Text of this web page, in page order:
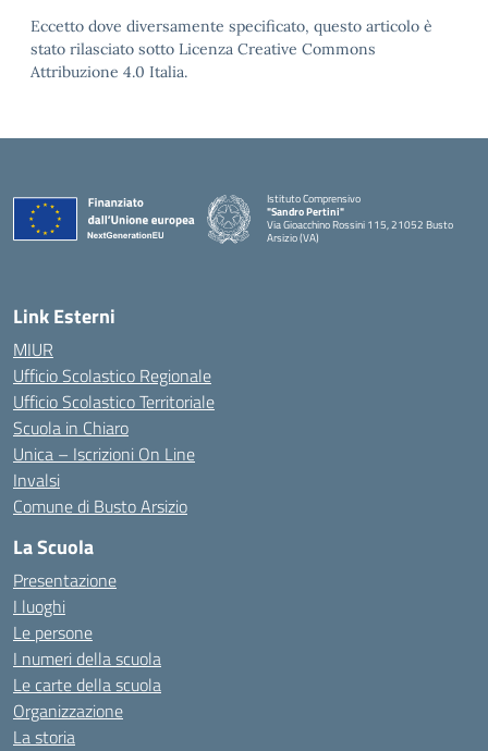
Eccetto dove diversamente specificato, questo articolo è
stato rilasciato sotto Licenza Creative Commons
Attribuzione 4.0 Italia.
Istituto Comprensivo
"Sandro Pertini"
Via Gioacchino Rossini 115, 21052 Busto
Arsizio (VA)
Link Esterni
MIUR
Ufficio Scolastico Regionale
Ufficio Scolastico Territoriale
Scuola in Chiaro
Unica – Iscrizioni On Line
Invalsi
Comune di Busto Arsizio
La Scuola
Presentazione
I luoghi
Le persone
I numeri della scuola
Le carte della scuola
Organizzazione
La storia